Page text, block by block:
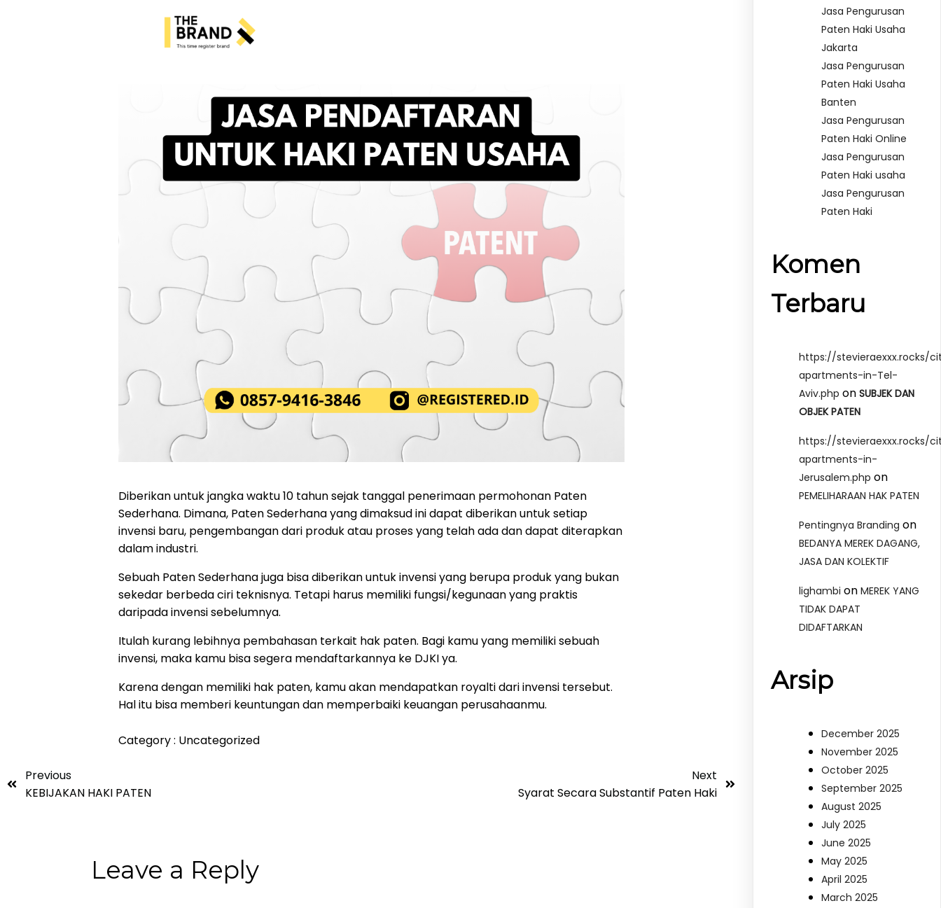
Diberikan untuk jangka waktu 10 tahun sejak tanggal penerimaan permohonan Paten
Sederhana. Dimana, Paten Sederhana yang dimaksud ini dapat diberikan untuk setiap
invensi baru, pengembangan dari produk atau proses yang telah ada dan dapat diterapkan
dalam industri.
Sebuah Paten Sederhana juga bisa diberikan untuk invensi yang berupa produk yang bukan
sekedar berbeda ciri teknisnya. Tetapi harus memiliki fungsi/kegunaan yang praktis
daripada invensi sebelumnya.
Itulah kurang lebihnya pembahasan terkait hak paten. Bagi kamu yang memiliki sebuah
invensi, maka kamu bisa segera mendaftarkannya ke DJKI ya.
Karena dengan memiliki hak paten, kamu akan mendapatkan royalti dari invensi tersebut.
Hal itu bisa memberi keuntungan dan memperbaiki keuangan perusahaanmu.
Category : Uncategorized
Previous
KEBIJAKAN HAKI PATEN
Next
Syarat Secara Substantif Paten Haki
Leave a Reply
Jasa Pengurusan
Paten Haki Usaha
Jakarta
Jasa Pengurusan
Paten Haki Usaha
Banten
Jasa Pengurusan
Paten Haki Online
Jasa Pengurusan
Paten Haki usaha
Jasa Pengurusan
Paten Haki
Komen
Terbaru
https://stevieraexxx.rocks/
apartments-in-Tel-
Aviv.php onSUBJEK DAN
OBJEK PATEN
https://stevieraexxx.rocks/
apartments-in-
Jerusalem.php on
PEMELIHARAAN HAK PATEN
Pentingnya Branding on
BEDANYA MEREK DAGANG,
JASA DAN KOLEKTIF
lighambi onMEREK YANG
TIDAK DAPAT
DIDAFTARKAN
Arsip
December 2025
November 2025
October 2025
September 2025
August 2025
July 2025
June 2025
May 2025
April 2025
March 2025